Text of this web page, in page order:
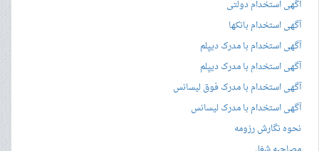
آگهی استخدام دولتی
آگهی استخدام بانکها
آگهی استخدام با مدرک دیپلم
آگهی استخدام با مدرک دیپلم
آگهی استخدام با مدرک فوق لیسانس
آگهی استخدام با مدرک لیسانس
نحوه نگارش رزومه